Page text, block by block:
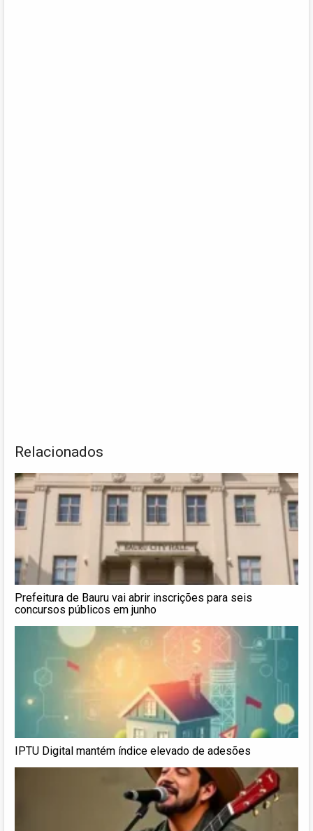
Relacionados
Prefeitura de Bauru vai abrir inscrições para seis
concursos públicos em junho
IPTU Digital mantém índice elevado de adesões